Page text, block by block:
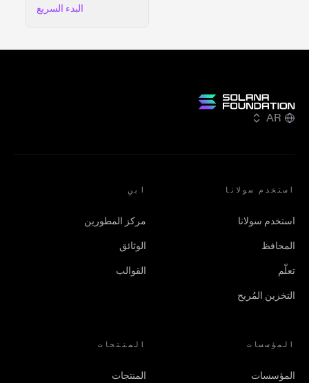
البدء السريع
AR
استخدم سولانا
استخدم سولانا
المحافظ
تعلّم
التخزين المُربح
ابنِ
مركز المطورين
الوثائق
القوالب
المؤسسات
المؤسسات
المنتجات
المنتجات